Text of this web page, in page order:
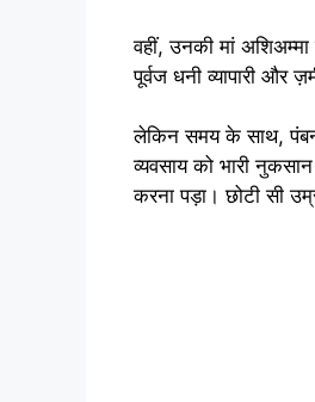
वहीं, उनकी मां
पूर्वज धनी व्यापारी और
लेकिन समय के साथ,
व्यवसाय को भारी
करना पड़ा। छोटी सी